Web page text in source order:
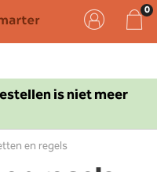
is niet meer
en regels